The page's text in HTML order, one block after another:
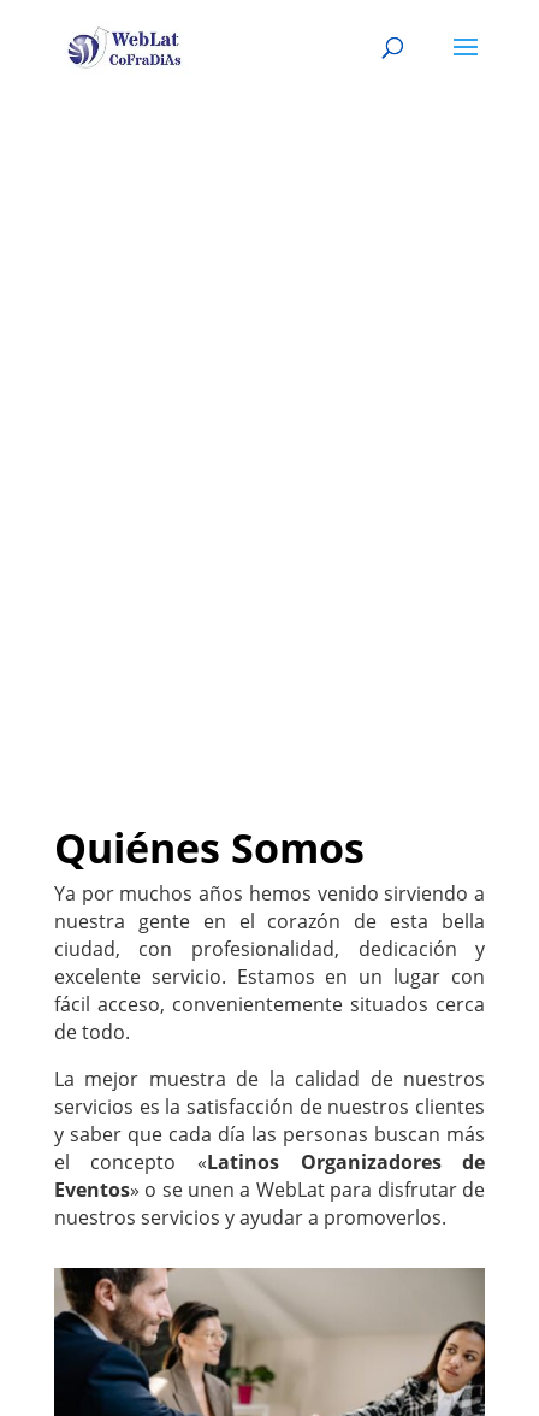
Quiénes Somos
Ya por muchos años hemos venido sirviendo a
nuestra gente en el corazón de esta bella
ciudad, con profesionalidad, dedicación y
excelente servicio. Estamos en un lugar con
fácil acceso, convenientemente situados cerca
de todo.
La mejor muestra de la calidad de nuestros
servicios es la satisfacción de nuestros clientes
y saber que cada día las personas buscan más
el concepto «Latinos Organizadores de
Eventos» o se unen a WebLat para disfrutar de
nuestros servicios y ayudar a promoverlos.